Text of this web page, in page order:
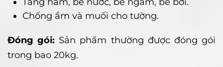
Chống ẩm và muối cho tường.
Đóng gói: Sản phẩm thường được đóng gói
trong bao 20kg.